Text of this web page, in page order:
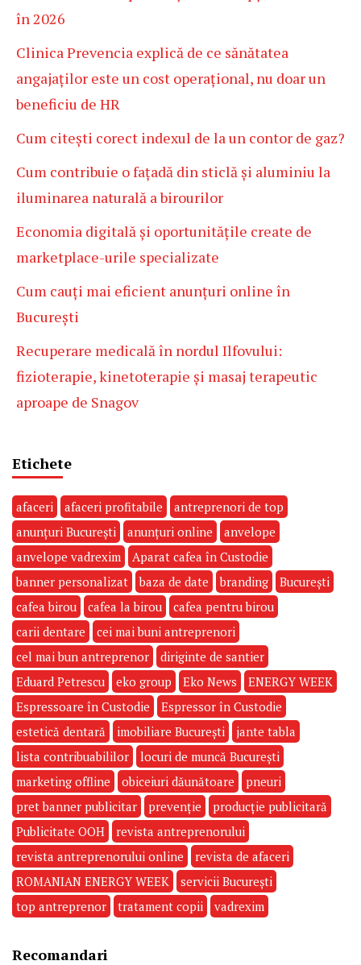
în 2026
Clinica Prevencia explică de ce sănătatea
angajaților este un cost operațional, nu doar un
beneficiu de HR
Cum citești corect indexul de la un contor de gaz?
Cum contribuie o fațadă din sticlă și aluminiu la
iluminarea naturală a birourilor
Economia digitală și oportunitățile create de
marketplace-urile specializate
Cum cauți mai eficient anunțuri online în
București
Recuperare medicală în nordul Ilfovului:
fizioterapie, kinetoterapie și masaj terapeutic
aproape de Snagov
Etichete
afaceri afaceri profitabile
antreprenori de top
anunțuri București
anunțuri online
anvelope
anvelope vadrexim
Aparat cafea în Custodie
banner personalizat
baza de date branding
București
cafea birou
cafea la birou
cafea pentru birou
carii dentare
cei mai buni antreprenori
cel mai bun antreprenor
diriginte de santier
Eduard Petrescu
eko group Eko News
ENERGY WEEK
Espressoare în Custodie
Espressor în Custodie
estetică dentară
imobiliare București
jante tabla
lista contribuabililor
locuri de muncă București
marketing offline
obiceiuri dăunătoare
pneuri
pret banner publicitar
prevenție
producție publicitară
Publicitate OOH
revista antreprenorului
revista antreprenorului online
revista de afaceri
ROMANIAN ENERGY WEEK
servicii București
top antreprenor
tratament copii vadrexim
Recomandari